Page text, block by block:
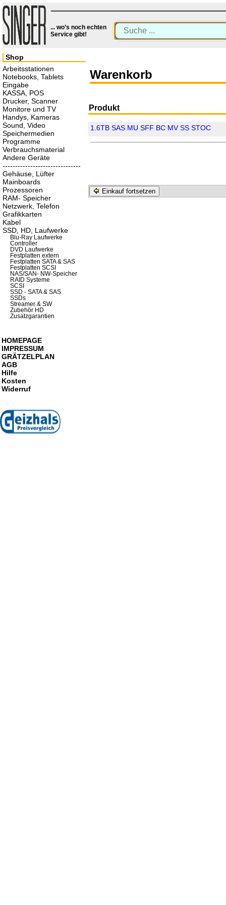
... wo’s noch echten
Service gibt!
Warenkorb
Produkt
1.6TB SAS MU SFF BC MV SS STOC
Einkauf fortsetzen
Shop
Arbeitsstationen
Notebooks, Tablets
Eingabe
KASSA, POS
Drucker, Scanner
Monitore und TV
Handys, Kameras
Sound, Video
Speichermedien
Programme
Verbrauchsmaterial
Andere Geräte
-------------------------------
Gehäuse, Lüfter
Mainboards
Prozessoren
RAM- Speicher
Netzwerk, Telefon
Grafikkarten
Kabel
SSD, HD, Laufwerke
Blu-Ray Laufwerke
Controller
DVD Laufwerke
Festplatten extern
Festplatten SATA & SAS
Festplatten SCSI
NAS/SAN- NW-Speicher
RAID Systeme
SCSI
SSD - SATA & SAS
SSDs
Streamer & SW
Zubehör HD
Zusatzgarantien
HOMEPAGE
IMPRESSUM
GRÄTZELPLAN
AGB
Hilfe
Kosten
Widerruf